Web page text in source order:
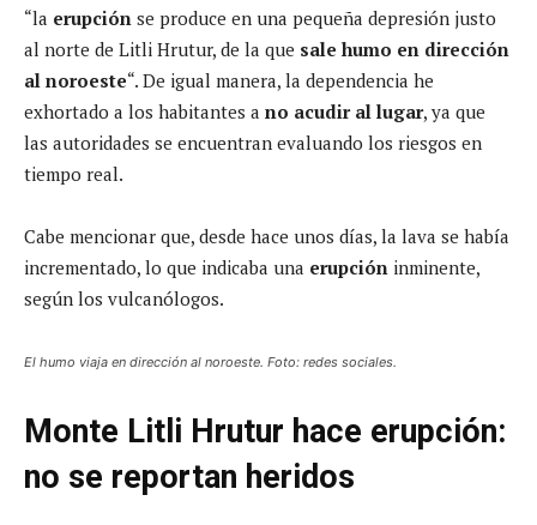
“la erupción se produce en una pequeña depresión justo
al norte de Litli Hrutur, de la que sale humo en dirección
al noroeste“. De igual manera, la dependencia he
exhortado a los habitantes a no acudir al lugar, ya que
las autoridades se encuentran evaluando los riesgos en
tiempo real.
Cabe mencionar que, desde hace unos días, la lava se había
incrementado, lo que indicaba una erupción inminente,
según los vulcanólogos.
El humo viaja en dirección al noroeste. Foto: redes sociales.
Monte Litli Hrutur hace erupción:
no se reportan heridos